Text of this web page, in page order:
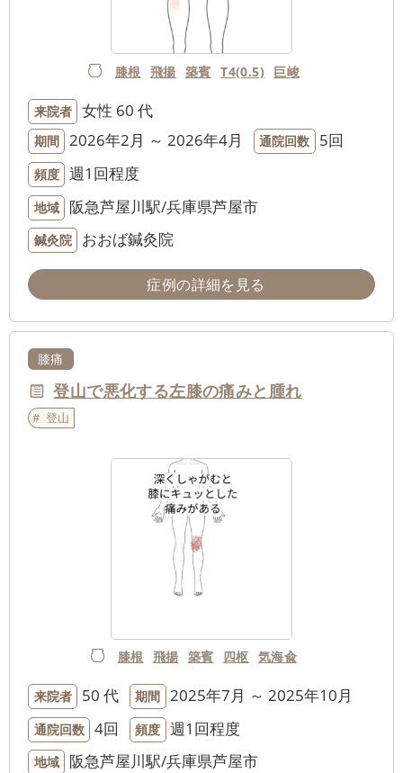
膝根 飛揚 築賓 T4(0.5) 巨峻
来院者 女性 60 代
期間 2026年2月 ～ 2026年4月 通院回数 5回
頻度 週1回程度
地域 阪急芦屋川駅/兵庫県芦屋市
鍼灸院 おおば鍼灸院
症例の詳細を見る
膝痛
登山で悪化する左膝の痛みと腫れ
登山
膝根 飛揚 築賓 四枢 気海兪
来院者 50 代 期間 2025年7月 ～ 2025年10月
通院回数 4回 頻度 週1回程度
地域 阪急芦屋川駅/兵庫県芦屋市